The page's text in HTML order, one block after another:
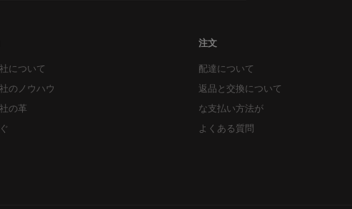
について
のノウハウ
の革
注文
配達について
返品と交換について
な支払い方法が
よくある質問